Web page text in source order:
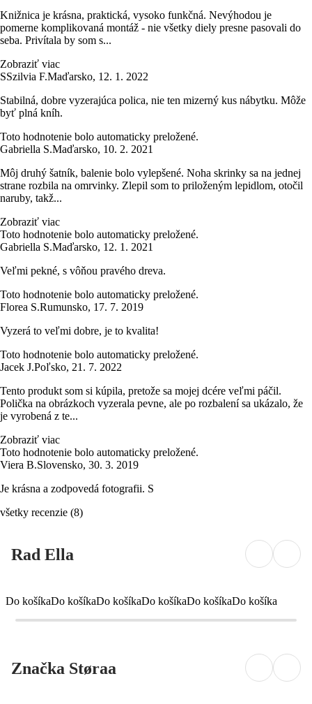
Knižnica je krásna, praktická, vysoko funkčná. Nevýhodou je
pomerne komplikovaná montáž - nie všetky diely presne pasovali do
seba. Privítala by som s...
Zobraziť viac
SSzilvia F.Maďarsko, 12. 1. 2022
Stabilná, dobre vyzerajúca polica, nie ten mizerný kus nábytku. Môže
byť plná kníh.
Toto hodnotenie bolo automaticky preložené.
Gabriella S.Maďarsko, 10. 2. 2021
Môj druhý šatník, balenie bolo vylepšené. Noha skrinky sa na jednej
strane rozbila na omrvinky. Zlepil som to priloženým lepidlom, otočil
naruby, takž...
Zobraziť viac
Toto hodnotenie bolo automaticky preložené.
Gabriella S.Maďarsko, 12. 1. 2021
Veľmi pekné, s vôňou pravého dreva.
Toto hodnotenie bolo automaticky preložené.
Florea S.Rumunsko, 17. 7. 2019
Vyzerá to veľmi dobre, je to kvalita!
Toto hodnotenie bolo automaticky preložené.
Jacek J.Poľsko, 21. 7. 2022
Tento produkt som si kúpila, pretože sa mojej dcére veľmi páčil.
Polička na obrázkoch vyzerala pevne, ale po rozbalení sa ukázalo, že
je vyrobená z te...
Zobraziť viac
Toto hodnotenie bolo automaticky preložené.
Viera B.Slovensko, 30. 3. 2019
Je krásna a zodpovedá fotografii. S
všetky recenzie (8)
Rad Ella
Do košíkaDo košíkaDo košíkaDo košíkaDo košíkaDo košíka
Značka Støraa